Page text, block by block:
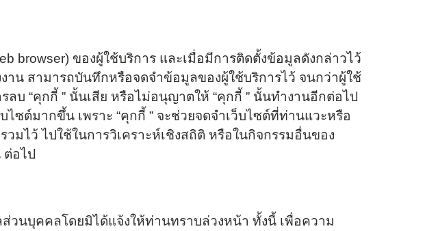
browser) ของผู้ใช้บริการ และเมื่อมีการติดตั้งข้อมูลดังกล่าวไว้
าน สามารถบันทึกหรือจดจำข้อมูลของผู้ใช้บริการไว้ จนกว่าผู้ใช้
บ “คุกกี้ ” นั้นเสีย หรือไม่อนุญาตให้ “คุกกี้ ” นั้นทำงานอีกต่อไป
ซต์มากขึ้น เพราะ “คุกกี้ ” จะช่วยจดจำเว็บไซต์ที่ท่านแวะหรือ
มไว้ ไปใช้ในการวิเคราะห์เชิงสถิติ หรือในกิจกรรมอื่นของ
ต่อไป
วนบุคคลโดยมิได้แจ้งให้ท่านทราบล่วงหน้า ทั้งนี้ เพื่อความ